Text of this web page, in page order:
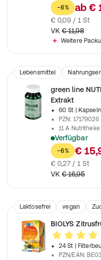
Kneipp 3-Kräuter
-6% ab €
€ 0,09 / 1 St
VK € 11,98
Weitere
Lebensmittel
green line
Extrakt
60 St
| Kapseln
PZN: 17179026
11 A
Verfügbar
enthält eine
-6% €
€ 0,27 / 1 St
VK € 16,95
Laktosefrei vegan
Lebensmittel
BIO
BIOLYS
24 St
|
PZN/EAN: